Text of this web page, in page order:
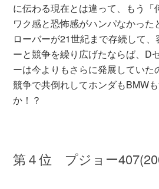
に伝わる現在とは違って、もう「
ワク感と恐怖感がハンパなかった
ローバーが21世紀まで存続して
ーと競争を繰り広げたならば、D
ーは今よりもさらに発展していた
競争で共倒れしてホンダもBMW
か！？
第４位 プジョー